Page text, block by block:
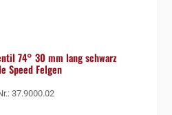
74° 30 mm lang schwarz
Speed Felgen
37.9000.02